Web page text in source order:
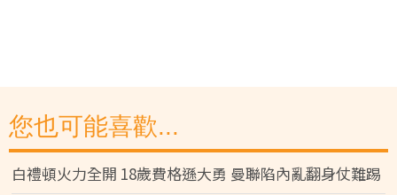
您也可能喜歡...
白禮頓火力全開 18歲費格遜大勇 曼聯陷內亂翻身仗難踢